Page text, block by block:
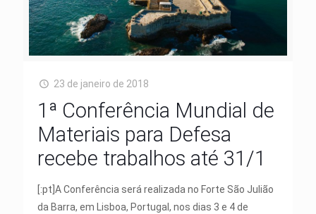
23 de janeiro de 2018
1ª Conferência Mundial de
Materiais para Defesa
recebe trabalhos até 31/1
[:pt]A Conferência será realizada no Forte São Julião
da Barra, em Lisboa, Portugal, nos dias 3 e 4 de